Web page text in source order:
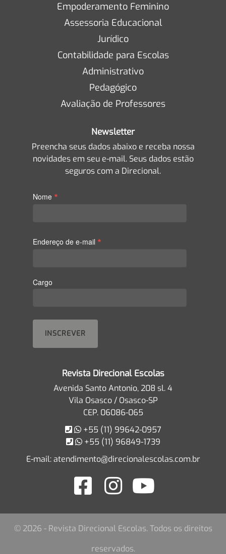
Empoderamento Feminino
Assessoria Educacional
Jurídico
Contabilidade para Escolas
Administrativo
Pedagógico
Avaliação de Professores
Newsletter
Preencha seus dados abaixo e receba nossa
novidades em seu e-mail. Seus dados estão
seguros com a Direcional.
Nome *
Endereço de e-mail *
Cargo
Revista Direcional Escolas
Avenida Santo Antonio, 208 sl. 4
Vila Osasco / Osasco-SP
CEP. 06086-065
+55 (11) 99642-0957
+55 (11) 96849-1739
E-mail:atendimento@direcionalescolas.com.br
© 2026 - Revista Direcional Escolas. Todos os direitos
reservados.